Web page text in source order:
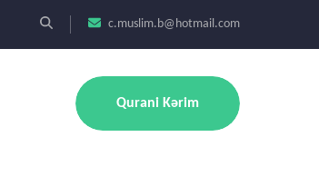
c.muslim.b@hotmail.com
Qurani Kərim